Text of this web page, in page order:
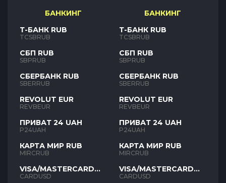
БАНКИНГ
Т-БАНК RUB
TCSBRUB
СБП RUB
SBPRUB
СБЕРБАНК RUB
SBERRUB
REVOLUT EUR
REVBEUR
ПРИВАТ 24 UAH
P24UAH
КАРТА МИР RUB
MIRCRUB
VISA/MASTERCARD
USD
CARDUSD
БАНКИНГ
Т-БАНК RUB
TCSBRUB
СБП RUB
SBPRUB
СБЕРБАНК RUB
SBERRUB
REVOLUT EUR
REVBEUR
ПРИВАТ 24 UAH
P24UAH
КАРТА МИР RUB
MIRCRUB
VISA/MASTERCARD
USD
CARDUSD